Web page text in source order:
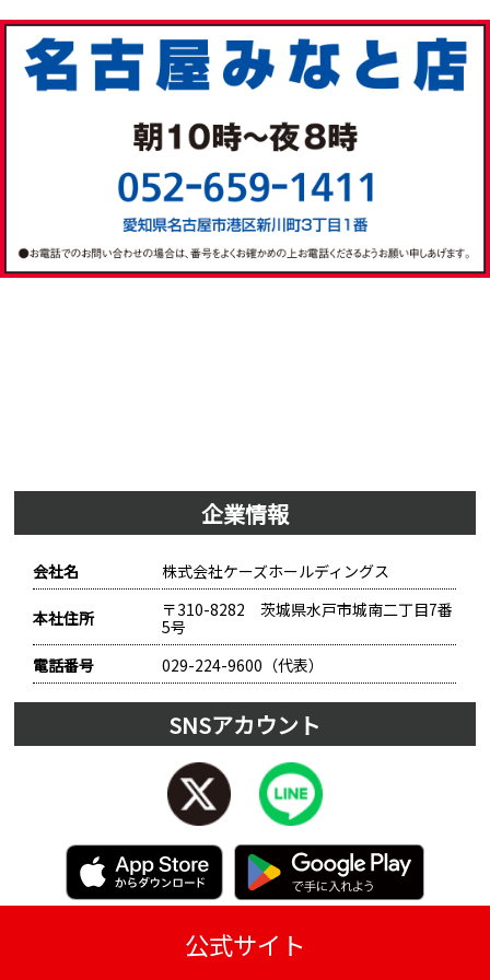
企業情報
会社名 株式会社ケーズホールディングス
本社住所
〒310-8282 茨城県水戸市城南二丁目7番
5号
電話番号
029-224-9600（代表）
SNSアカウント
公式サイト